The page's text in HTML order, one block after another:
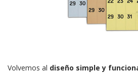
Volvemos al diseño simple y